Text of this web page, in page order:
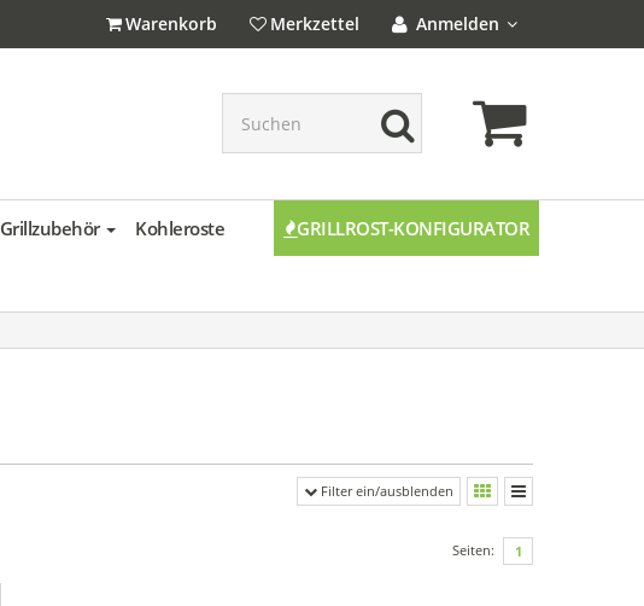
Warenkorb Merkzettel Anmelden
Grillzubehör Kohleroste GRILLROST-KONFIGURATOR
Filter ein/ausblenden
Seiten: 1